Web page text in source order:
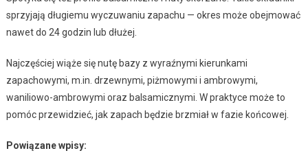
sprzyjają długiemu wyczuwaniu zapachu — okres może obejmować
nawet do 24 godzin lub dłużej.
Najczęściej wiąże się nutę bazy z wyraźnymi kierunkami
zapachowymi, m.in. drzewnymi, piżmowymi i ambrowymi,
waniliowo-ambrowymi oraz balsamicznymi. W praktyce może to
pomóc przewidzieć, jak zapach będzie brzmiał w fazie końcowej.
Powiązane wpisy: